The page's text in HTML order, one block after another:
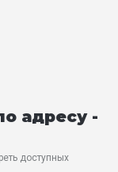
адресу -
доступных